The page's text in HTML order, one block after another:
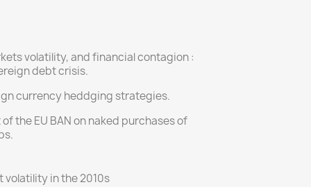
volatility, and financial contagion :
debt crisis.
currency heddging strategies.
the EU BAN on naked purchases of
volatility in the 2010s